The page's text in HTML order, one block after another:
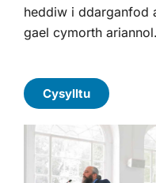
heddiw i ddarganfod
gael cymorth ariannol.
Cysylltu